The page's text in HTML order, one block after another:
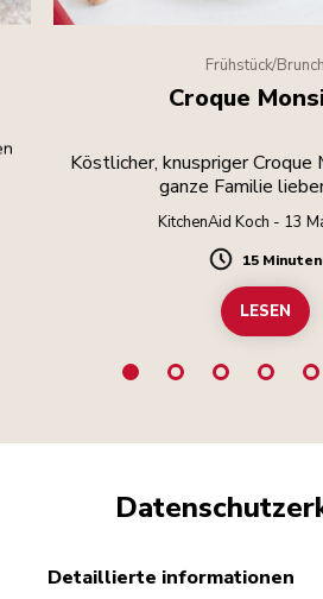
Frühstück/Brunch
Croque
Köstlicher, knuspriger Croque
ganze Familie
KitchenAid Koch - 13
Duration
15 Minuten
LESEN
detaillierte informationen